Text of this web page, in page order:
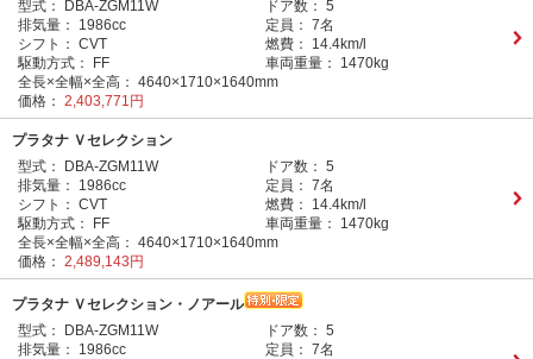
型式：
DBA-ZGM11W ドア数： 5
排気量：
1986cc 定員： 7名
シフト： CVT 燃費：
14.4km/l
駆動方式：
FF 車両重量：
1470kg
全長×全幅×全高： 4640×1710×1640mm
価格： 2,403,771円
プラタナ Ｖセレクション
型式：
DBA-ZGM11W ドア数： 5
排気量：
1986cc 定員： 7名
シフト： CVT 燃費：
14.4km/l
駆動方式：
FF 車両重量：
1470kg
全長×全幅×全高： 4640×1710×1640mm
価格： 2,489,143円
プラタナ Ｖセレクション・ノアール
型式：
DBA-ZGM11W ドア数： 5
排気量：
1986cc 定員： 7名